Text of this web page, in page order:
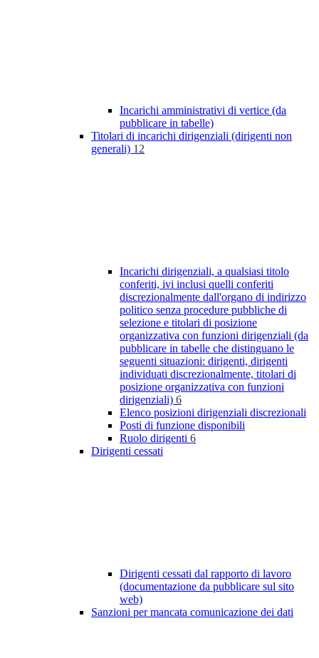
Incarichi amministrativi di vertice (da
pubblicare in tabelle)
Titolari di incarichi dirigenziali (dirigenti non
generali) 12
Incarichi dirigenziali, a qualsiasi titolo
conferiti, ivi inclusi quelli conferiti
discrezionalmente dall'organo di indirizzo
politico senza procedure pubbliche di
selezione e titolari di posizione
organizzativa con funzioni dirigenziali (da
pubblicare in tabelle che distinguano le
seguenti situazioni: dirigenti, dirigenti
individuati discrezionalmente, titolari di
posizione organizzativa con funzioni
dirigenziali) 6
Elenco posizioni dirigenziali discrezionali
Posti di funzione disponibili
Ruolo dirigenti 6
Dirigenti cessati
Dirigenti cessati dal rapporto di lavoro
(documentazione da pubblicare sul sito
web)
Sanzioni per mancata comunicazione dei dati